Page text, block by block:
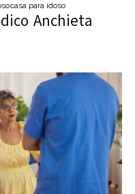
com mal de parkinson
casa para idoso com medico
Anchieta